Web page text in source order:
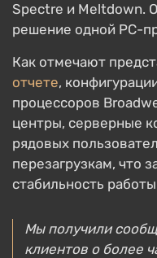
Spectre и Meltdown.
решение одной РС-
Как отмечают
отчете,
процессоров
центры, серверные
рядовых
перезагрузкам, что
стабильность
Мы получили
клиентов о более